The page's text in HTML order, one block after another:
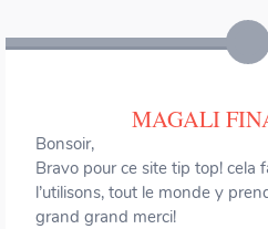
MAGALI
Bonsoir,
Bravo pour ce site tip top! cela
l’utilisons, tout le monde y
grand grand merci!